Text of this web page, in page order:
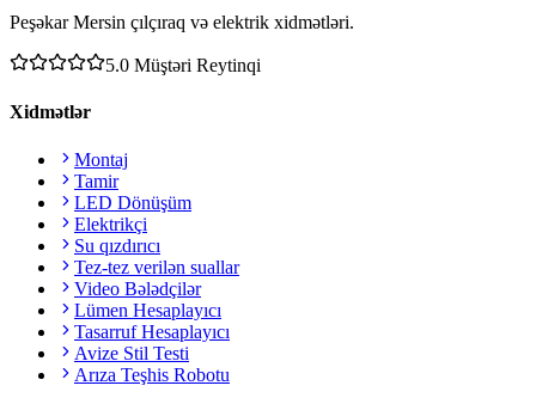
Peşəkar Mersin çılçıraq və elektrik xidmətləri.
5.0 Müştəri Reytinqi
Xidmətlər
Montaj
Tamir
LED Dönüşüm
Elektrikçi
Su qızdırıcı
Tez-tez verilən suallar
Video Bələdçilər
Lümen Hesaplayıcı
Tasarruf Hesaplayıcı
Avize Stil Testi
Arıza Teşhis Robotu